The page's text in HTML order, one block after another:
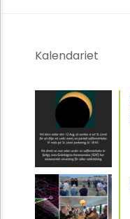
Kalendariet